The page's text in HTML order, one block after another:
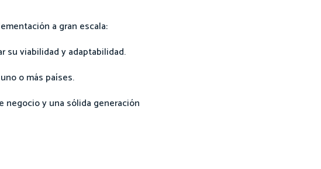
a gran escala:
su viabilidad y adaptabilidad.
o más países.
negocio y una sólida generación